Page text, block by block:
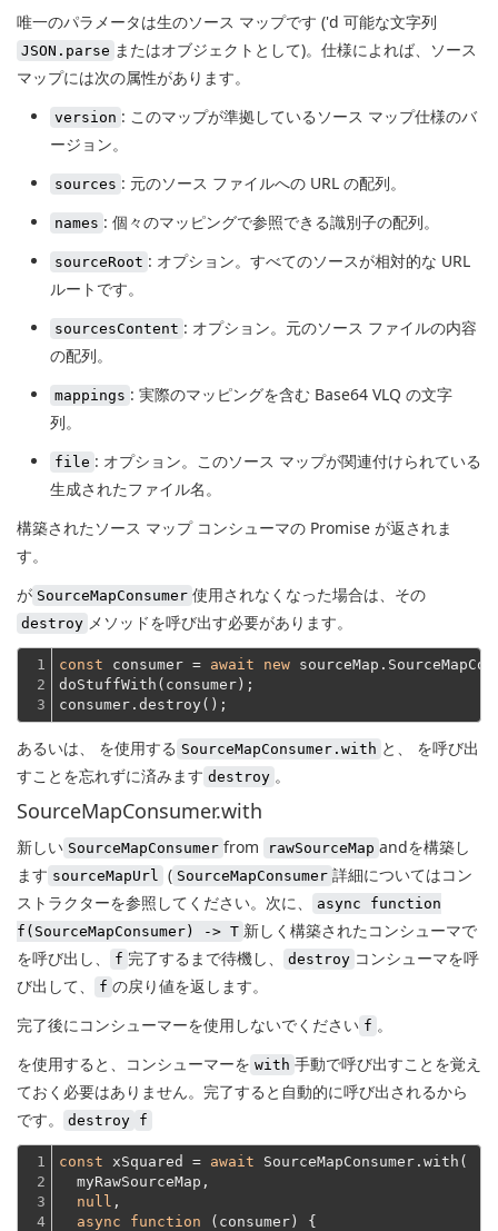
唯一のパラメータは生のソース マップです ('d 可能な文字列
JSON.parse またはオブジェクトとして)。仕様によれば、ソース
マップには次の属性があります。
version : このマップが準拠しているソース マップ仕様のバ
ージョン。
sources : 元のソース ファイルへの URL の配列。
names : 個々のマッピングで参照できる識別子の配列。
sourceRoot : オプション。すべてのソースが相対的な URL
ルートです。
sourcesContent : オプション。元のソース ファイルの内容
の配列。
mappings : 実際のマッピングを含む Base64 VLQ の文字
列。
file : オプション。このソース マップが関連付けられている
生成されたファイル名。
構築されたソース マップ コンシューマの Promise が返されま
す。
が SourceMapConsumer 使用されなくなった場合は、その
destroy メソッドを呼び出す必要があります。
1
2
3
const consumer = await new
doStuffWith(consumer);
consumer.destroy();
あるいは、 を使用する SourceMapConsumer.with と、 を呼び出
すことを忘れずに済みます destroy 。
SourceMapConsumer.with
新しい SourceMapConsumer from rawSourceMap andを構築し
ます sourceMapUrl ( SourceMapConsumer 詳細についてはコン
ストラクターを参照してください。次に、
async function
f(SourceMapConsumer) -> T 新しく構築されたコンシューマで
を呼び出し、
f 完了するまで待機し、 destroy コンシューマを呼
び出して、
f の戻り値を返します。
完了後にコンシューマーを使用しないでください f 。
を使用すると、
コンシューマーを with 手動で呼び出すことを覚え
ておく必要はありません。 完了すると自動的に呼び出されるから
です。
destroy f
1
2
3
4
const xSquared = await SourceMapConsumer.with(
  myRawSourceMap,
null ,
async
function ( consumer) {